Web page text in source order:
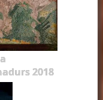
2018